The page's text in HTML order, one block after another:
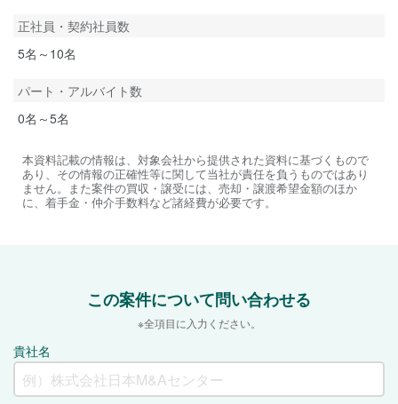
正社員・契約社員数
5名～10名
パート・アルバイト数
0名～5名
本資料記載の情報は、対象会社から提供された資料に基づくもので
あり、その情報の正確性等に関して当社が責任を負うものではあり
ません。また案件の買収・譲受には、売却・譲渡希望金額のほか
に、着手金・仲介手数料など諸経費が必要です。